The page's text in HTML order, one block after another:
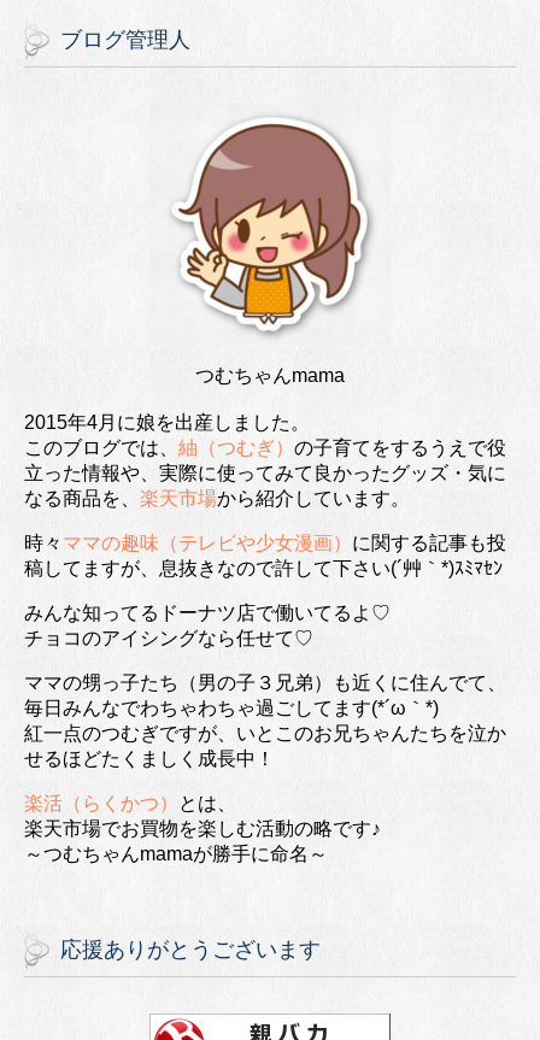
ブログ管理人
つむちゃんmama
2015年4月に娘を出産しました。
このブログでは、 紬（つむぎ） の子育てをするうえで役
立った情報や、実際に使ってみて良かったグッズ・気に
なる商品を、 楽天市場から紹介しています。
時々 ママの趣味（テレビや少女漫画） に関する記事も投
稿してますが、息抜きなので許して下さい(´艸｀*)ｽﾐﾏｾﾝ
みんな知ってるドーナツ店で働いてるよ♡
チョコのアイシングなら任せて♡
ママの甥っ子たち（男の子３兄弟）も近くに住んでて、
毎日みんなでわちゃわちゃ過ごしてます(*´ω｀*)
紅一点のつむぎですが、いとこのお兄ちゃんたちを泣か
せるほどたくましく成長中！
楽活（らくかつ）
とは、
楽天市場でお買物を楽しむ活動の略です♪
～つむちゃんmamaが勝手に命名～
応援ありがとうございます